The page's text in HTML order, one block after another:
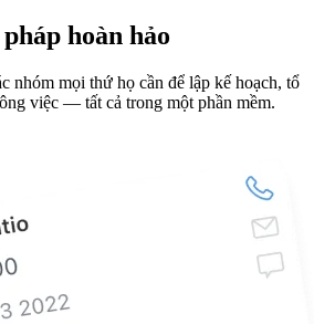
hoàn hảo
nhóm mọi thứ họ cần để lập kế hoạch, tổ
việc — tất cả trong một phần mềm.